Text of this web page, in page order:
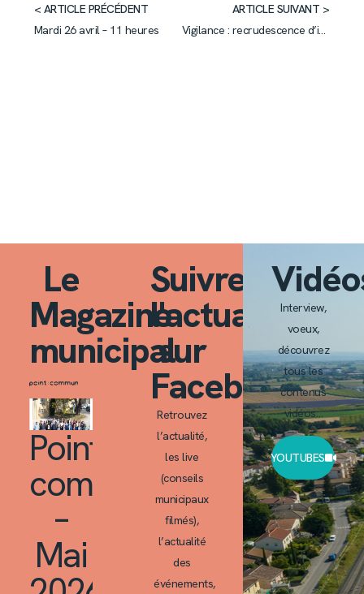
< ARTICLE PRÉCÉDENT
Mardi 26 avril – 11 heures
ARTICLE SUIVANT >
Vigilance : recrudescence d’intrusion chez les personnes âgées
Le
Magazine
municipal
Point
commun
–
Mai
Suivre
l'actualité
sur
Facebook
Retrouvez
l’actualité,
les live
(conseils
municipaux
filmés),
l’actualité
des
événements,
Interview,
voeux,
découvrez
tous les
contenus
vidéos…
YOUTUBES